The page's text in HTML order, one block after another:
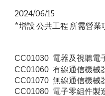
2024/06/15
*增設 公共工程 所需營業
CC01030 電器及視聽電
CC01060 有線通信機械
CC01070 無線通信機械
CC01080 電子零組件製